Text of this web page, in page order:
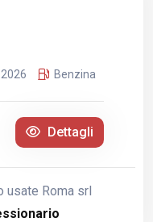
2026 Benzina
Dettagli
usate Roma srl